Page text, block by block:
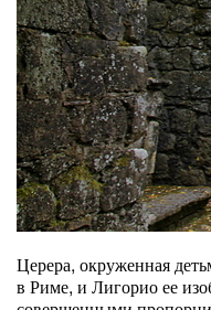
Церера, окруженная
в Риме, и Лигорио ее